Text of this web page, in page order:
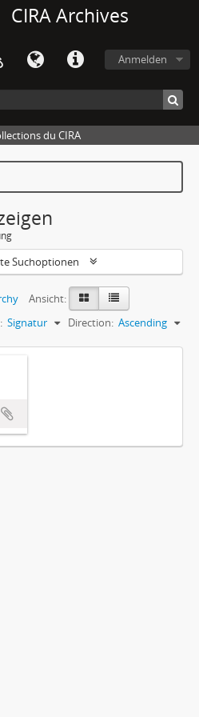
CIRA Archives
Anmelden
du CIRA
Suchoptionen
Ansicht:
Signatur Direction: Ascending